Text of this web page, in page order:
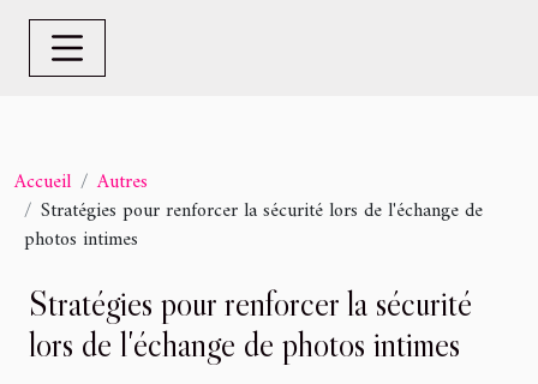
Accueil
Autres
Stratégies pour renforcer la sécurité lors de l'échange de
photos intimes
Stratégies pour renforcer la sécurité
lors de l'échange de photos intimes